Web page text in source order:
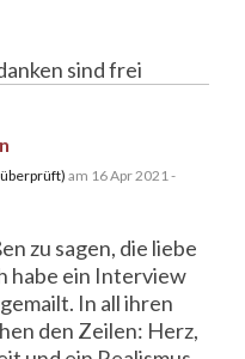
sind frei
am 16 Apr 2021 -
zu sagen, die liebe
habe ein Interview
In all ihren
den Zeilen: Herz,